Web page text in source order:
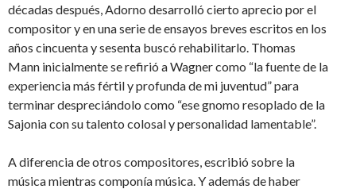
décadas después, Adorno desarrolló cierto aprecio por el
compositor y en una serie de ensayos breves escritos en los
años cincuenta y sesenta buscó rehabilitarlo. Thomas
Mann inicialmente se refirió a Wagner como “la fuente de la
experiencia más fértil y profunda de mi juventud” para
terminar despreciándolo como “ese gnomo resoplado de la
Sajonia con su talento colosal y personalidad lamentable”.
A diferencia de otros compositores, escribió sobre la
música mientras componía música. Y además de haber